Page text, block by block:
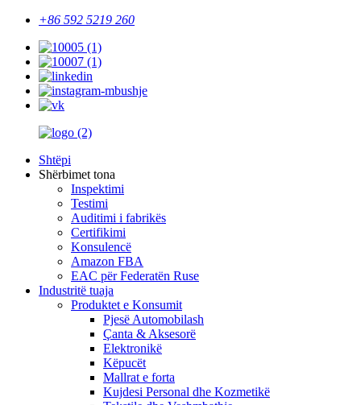
+86 592 5219 260
Shtëpi
Shërbimet tona
Inspektimi
Testimi
Auditimi i fabrikës
Certifikimi
Konsulencë
Amazon FBA
EAC për Federatën Ruse
Industritë tuaja
Produktet e Konsumit
Pjesë Automobilash
Çanta & Aksesorë
Elektronikë
Këpucët
Mallrat e forta
Kujdesi Personal dhe Kozmetikë